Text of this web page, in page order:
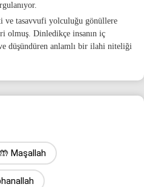
ve tasavvufi yolculuğu gönüllere
olmuş. Dinledikçe insanın iç
düşündüren anlamlı bir ilahi niteliği
🤲 Maşallah